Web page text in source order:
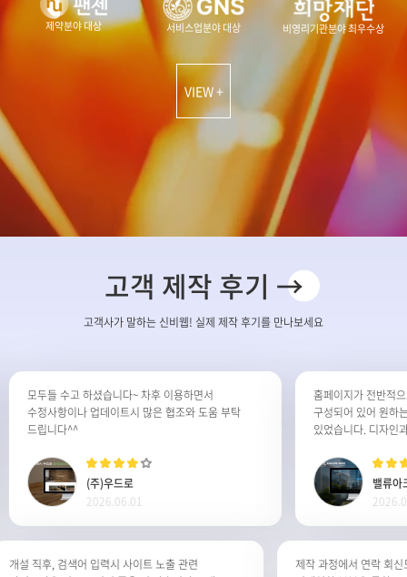
제약분야 대상 서비스업분야 대상 비영리기관분야 최우수상
VIEW +
고객 제작 후기 →
고객사가 말하는 신비웹! 실제 제작 후기를 만나보세요
모두들 수고 하셨습니다~ 차후 이용하면서
수정사항이나 업데이트시 많은 협조와 도움 부탁
드립니다^^
(주)우드로
2026.06.01
홈페이지가 전반적으로
구성되어 있어 원하는
있었습니다. 디자인과
꾸준히 이용하고 싶습니
밸류아크
개설 직후, 검색어 입력시 사이트 노출 관련
제작 과정에서 연락